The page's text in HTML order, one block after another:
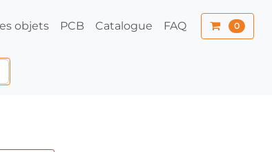
objets PCB Catalogue FAQ 0